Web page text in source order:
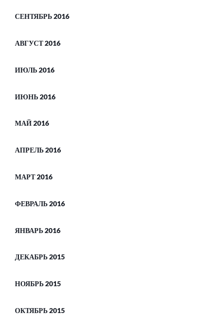
СЕНТЯБРЬ 2016
АВГУСТ 2016
ИЮЛЬ 2016
ИЮНЬ 2016
МАЙ 2016
АПРЕЛЬ 2016
МАРТ 2016
ФЕВРАЛЬ 2016
ЯНВАРЬ 2016
ДЕКАБРЬ 2015
НОЯБРЬ 2015
ОКТЯБРЬ 2015